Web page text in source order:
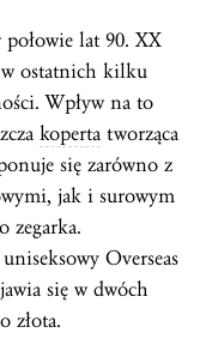
połowie lat 90. XX
w ostatnich kilku
Wpływ na to
koperta tworząca
się zarówno z
jak i surowym
zegarka.
Overseas
się w dwóch
złota.